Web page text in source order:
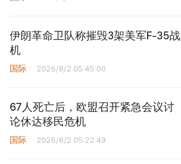
伊朗革命卫队称摧毁3架美军F-35战
机
国际 2026/8/2 05:45:00
67人死亡后，欧盟召开紧急会议讨
论休达移民危机
国际 2026/8/2 05:22:49